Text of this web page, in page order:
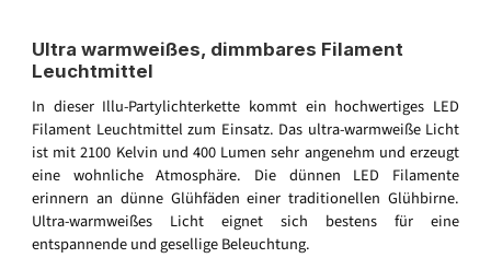
Ultra warmweißes, dimmbares Filament
Leuchtmittel
In dieser Illu-Partylichterkette kommt ein hochwertiges LED
Filament Leuchtmittel zum Einsatz. Das ultra-warmweiße Licht
ist mit 2100 Kelvin und 400 Lumen sehr angenehm und erzeugt
eine wohnliche Atmosphäre. Die dünnen LED Filamente
erinnern an dünne Glühfäden einer traditionellen Glühbirne.
Ultra-warmweißes Licht eignet sich bestens für eine
entspannende und gesellige Beleuchtung.